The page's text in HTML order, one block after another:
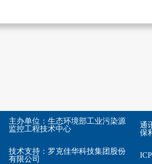
主办单位：生态环境部工业污染源
监控工程技术中心
技术支持： 罗克佳华科技集团股份
有限公司
通
保